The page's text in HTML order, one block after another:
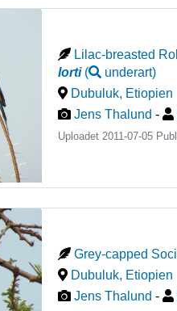
Lilac-breasted
lorti( underart)
Dubuluk, Etiopien
Jens Thalund -
Uploadet 2011-07-05
Grey-capped
Dubuluk, Etiopien
Jens Thalund -